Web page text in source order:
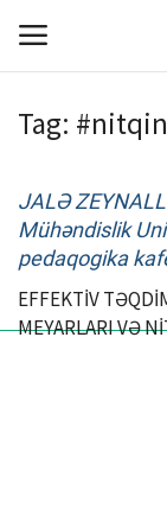
HAQQIMIZDA
MÜƏLLİFLƏR
Tag:
JALƏ
Mühəndislik
pedaqogika
EFFEKTİV
MEYARLARI VƏ